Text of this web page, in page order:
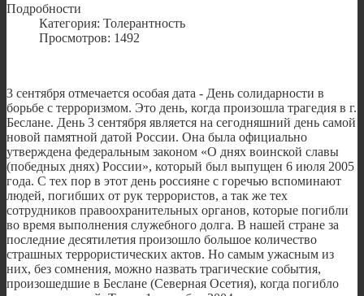
Подробности
Категория: Толерантность
Просмотров: 1492
3 сентября отмечается особая дата - День солидарности в
борьбе с терроризмом. Это день, когда произошла трагедия в г.
Беслане. День 3 сентября является на сегодняшний день самой
новой памятной датой России. Она была официально
утверждена федеральным законом «О днях воинской славы
(победных днях) России», который был выпущен 6 июля 2005
года. С тех пор в этот день россияне с горечью вспоминают
людей, погибших от рук террористов, а так же тех
сотрудников правоохранительных органов, которые погибли
во время выполнения служебного долга. В нашей стране за
последние десятилетия произошло большое количество
страшных террористических актов. Но самым ужасным из
них, без сомнения, можно назвать трагические события,
произошедшие в Беслане (Северная Осетия), когда погибло